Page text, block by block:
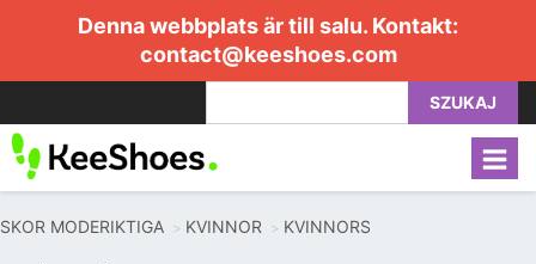
Denna webbplats är till salu. Kontakt:
contact@keeshoes.com
SZUKAJ
SKOR MODERIKTIGA KVINNOR KVINNORS